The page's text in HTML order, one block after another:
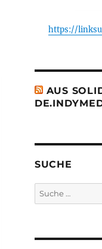
https://
AUS
SUCHE
Suche
nach: